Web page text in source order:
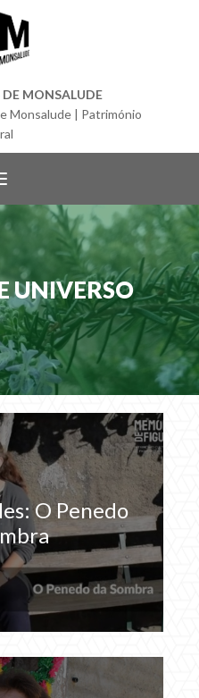
MONSALUDE
Monsalude | Património
UNIVERSO
O Penedo